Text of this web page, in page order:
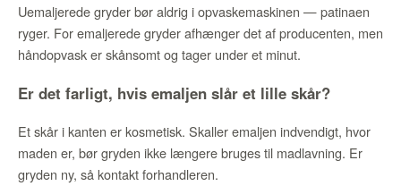
Uemaljerede gryder bør aldrig i opvaskemaskinen — patinaen
ryger. For emaljerede gryder afhænger det af producenten, men
håndopvask er skånsomt og tager under et minut.
Er det farligt, hvis emaljen slår et lille skår?
Et skår i kanten er kosmetisk. Skaller emaljen indvendigt, hvor
maden er, bør gryden ikke længere bruges til madlavning. Er
gryden ny, så kontakt forhandleren.